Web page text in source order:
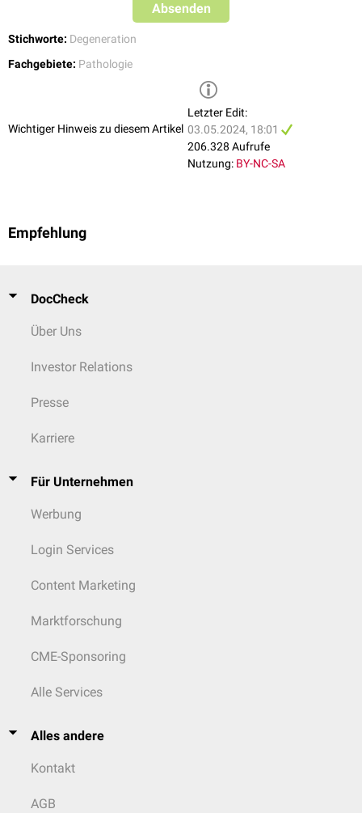
Absenden
Stichworte: Degeneration
Fachgebiete: Pathologie
Wichtiger Hinweis zu diesem Artikel
Letzter Edit:
03.05.2024, 18:01
206.328 Aufrufe
Nutzung: BY-NC-SA
Empfehlung
DocCheck
Über Uns
Investor Relations
Presse
Karriere
Für Unternehmen
Werbung
Login Services
Content Marketing
Marktforschung
CME-Sponsoring
Alle Services
Alles andere
Kontakt
AGB